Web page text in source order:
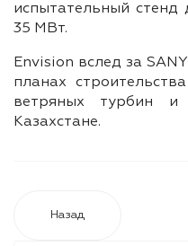
испытательный
35 МВт.
Envision вслед за
планах
ветряных турбин и
Казахстане.
Назад